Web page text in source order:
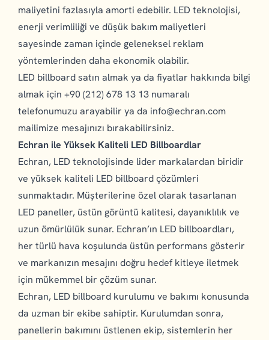
maliyetini fazlasıyla amorti edebilir. LED teknolojisi,
enerji verimliliği ve düşük bakım maliyetleri
sayesinde zaman içinde geleneksel reklam
yöntemlerinden daha ekonomik olabilir.
LED billboard satın almak ya da fiyatlar hakkında bilgi
almak için +90 (212) 678 13 13 numaralı
telefonumuzu arayabilir ya da info@echran.com
mailimize mesajınızı bırakabilirsiniz.
Echran ile Yüksek Kaliteli LED Billboardlar
Echran, LED teknolojisinde lider markalardan biridir
ve yüksek kaliteli LED billboard çözümleri
sunmaktadır. Müşterilerine özel olarak tasarlanan
LED paneller, üstün görüntü kalitesi, dayanıklılık ve
uzun ömürlülük sunar. Echran’ın LED billboardları,
her türlü hava koşulunda üstün performans gösterir
ve markanızın mesajını doğru hedef kitleye iletmek
için mükemmel bir çözüm sunar.
Echran, LED billboard kurulumu ve bakımı konusunda
da uzman bir ekibe sahiptir. Kurulumdan sonra,
panellerin bakımını üstlenen ekip, sistemlerin her